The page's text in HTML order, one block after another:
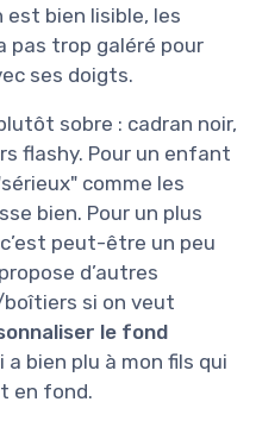
est bien lisible, les
pas trop galéré pour
ses doigts.
sobre : cadran noir,
flashy. Pour un enfant
comme les
bien. Pour un plus
peut-être un peu
d’autres
si on veut
le fond
a bien plu à mon fils qui
en fond.